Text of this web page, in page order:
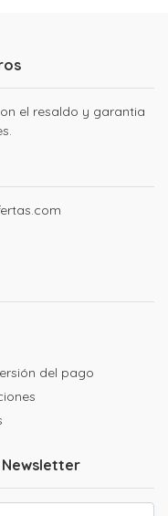
el resaldo y garantia
del pago